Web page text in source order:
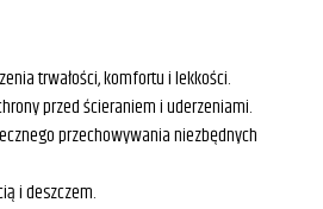
trwałości, komfortu i lekkości.
przed ścieraniem i uderzeniami.
przechowywania niezbędnych
i deszczem.